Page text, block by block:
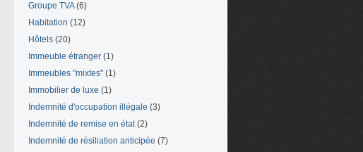
Groupe TVA(6)
Habitation (12)
Hôtels (20)
Immeuble étranger (1)
Immeubles "mixtes" (1)
Immobilier de luxe (1)
Indemnité d'occupation illégale (3)
Indemnité de remise en état(2)
Indemnité de résiliation anticipée (7)